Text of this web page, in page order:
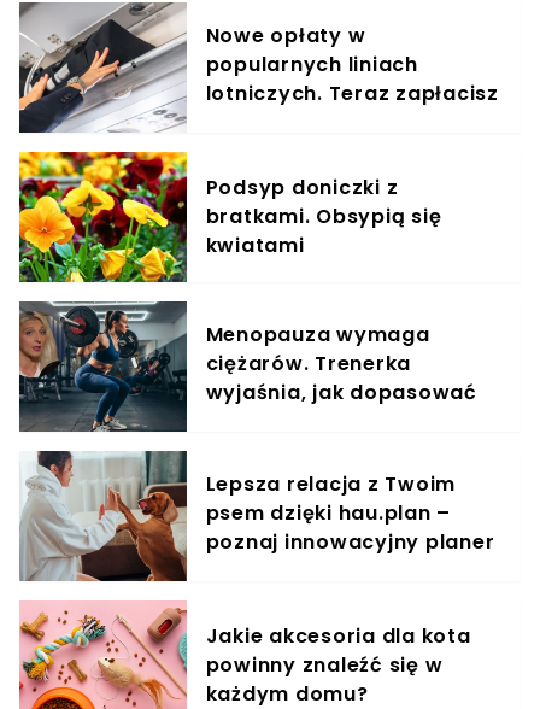
Nowe opłaty w
popularnych liniach
lotniczych. Teraz zapłacisz
Podsyp doniczki z
bratkami. Obsypią się
kwiatami
Menopauza wymaga
ciężarów. Trenerka
wyjaśnia, jak dopasować
Lepsza relacja z Twoim
psem dzięki hau.plan –
poznaj innowacyjny planer
Jakie akcesoria dla kota
powinny znaleźć się w
każdym domu?